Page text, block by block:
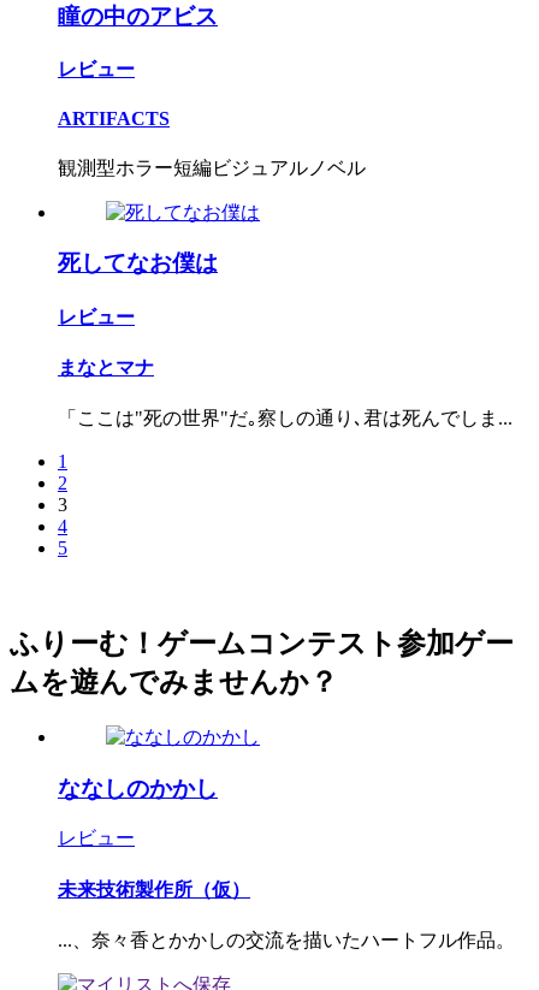
瞳の中のアビス
レビュー
ARTIFACTS
観測型ホラー短編ビジュアルノベル
死してなお僕は
レビュー
まなとマナ
「ここは"死の世界"だ｡察しの通り､君は死んでしま...
1
2
3
4
5
ふりーむ！ゲームコンテスト参加ゲー
ムを遊んでみませんか？
ななしのかかし
レビュー
未来技術製作所（仮）
...、奈々香とかかしの交流を描いたハートフル作品。